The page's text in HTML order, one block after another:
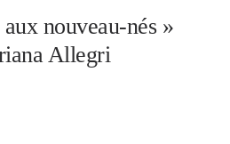
nouveau-nés »
Allegri